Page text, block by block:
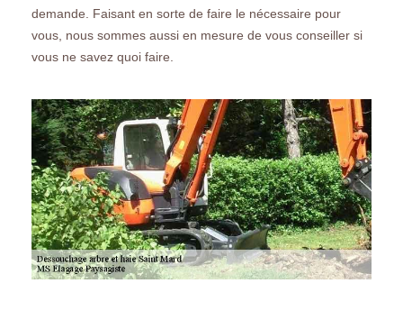
demande. Faisant en sorte de faire le nécessaire pour
vous, nous sommes aussi en mesure de vous conseiller si
vous ne savez quoi faire.